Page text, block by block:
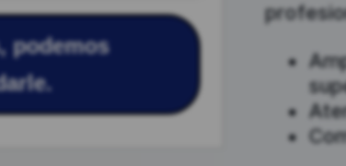
podemos